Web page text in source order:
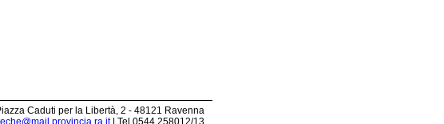
Caduti per la Libertà, 2 - 48121 Ravenna
| Tel 0544.258012/13